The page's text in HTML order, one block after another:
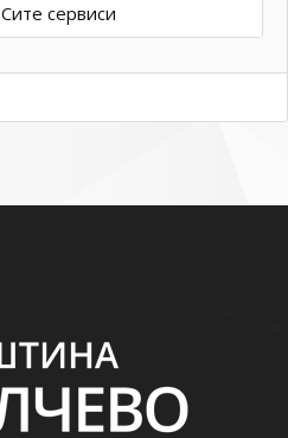
Сите сервиси